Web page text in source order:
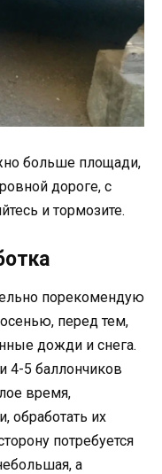
больше площади,
дороге, с
и тормозите.
порекомендую
перед тем,
дожди и снега.
4-5 баллончиков
время,
обработать их
потребуется
а